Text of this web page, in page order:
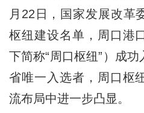
月22日，国家发展改革
枢纽建设名单，周口港
下简称“周口枢纽”）成
省唯一入选者，周口枢
流布局中进一步凸显。